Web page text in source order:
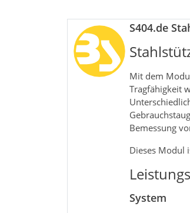
S404.de
Mit dem
Tragfähigkeit
Bemessung
Dieses Modul
System